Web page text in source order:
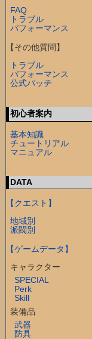
FAQ
トラブル
パフォーマンス
【その他質問】
トラブル
パフォーマンス
公式パッチ
初心者案内
基本知識
チュートリアル
マニュアル
DATA
【クエスト】
地域別
派閥別
【ゲームデータ】
キャラクター
SPECIAL
Perk
Skill
装備品
武器
防具